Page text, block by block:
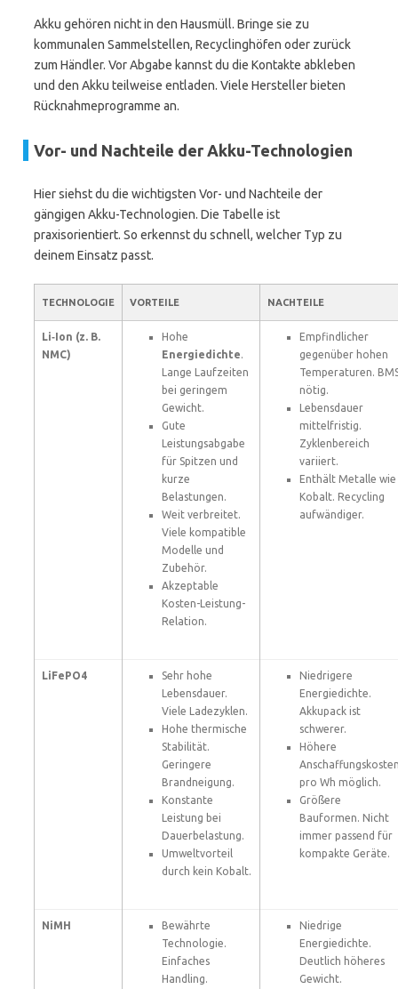
Akku gehören nicht in den Hausmüll. Bringe sie zu
kommunalen Sammelstellen, Recyclinghöfen oder zurück
zum Händler. Vor Abgabe kannst du die Kontakte abkleben
und den Akku teilweise entladen. Viele Hersteller bieten
Rücknahmeprogramme an.
Vor- und Nachteile der Akku-Technologien
Hier siehst du die wichtigsten Vor- und Nachteile der
gängigen Akku-Technologien. Die Tabelle ist
praxisorientiert. So erkennst du schnell, welcher Typ zu
deinem Einsatz passt.
TECHNOLOGIE VORTEILE NACHTEILE
Li‑Ion (z. B.
NMC)
Hohe
Energiedichte.
Lange Laufzeiten
bei geringem
Gewicht.
Gute
Leistungsabgabe
für Spitzen und
kurze
Belastungen.
Weit verbreitet.
Viele kompatible
Modelle und
Zubehör.
Akzeptable
Kosten-Leistung-
Relation.
Empfindlicher
gegenüber hohen
Temperaturen.
nötig.
Lebensdauer
mittelfristig.
Zyklenbereich
variiert.
Enthält Metalle wie
Kobalt. Recycling
aufwändiger.
LiFePO4
Sehr hohe
Lebensdauer.
Viele Ladezyklen.
Hohe thermische
Stabilität.
Geringere
Brandneigung.
Konstante
Leistung bei
Dauerbelastung.
Umweltvorteil
durch kein Kobalt.
Niedrigere
Energiedichte.
Akkupack ist
schwerer.
Höhere
pro Wh möglich.
Größere
Bauformen. Nicht
immer passend für
kompakte Geräte.
NiMH
Bewährte
Technologie.
Einfaches
Handling.
Niedrige
Energiedichte.
Deutlich höheres
Gewicht.